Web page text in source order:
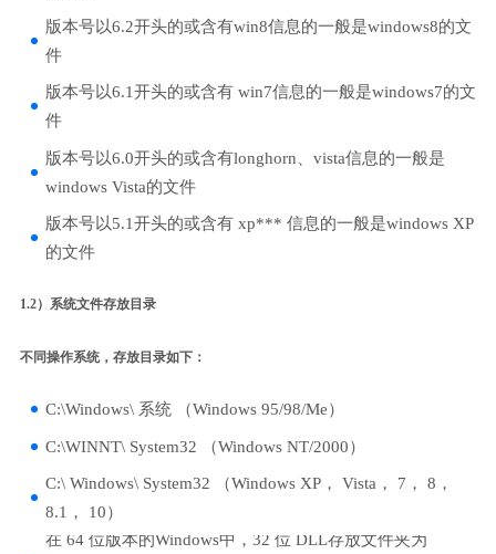
版本号以6.2开头的或含有win8信息的一般是windows8的文
件
版本号以6.1开头的或含有 win7信息的一般是windows7的文
件
版本号以6.0开头的或含有longhorn、vista信息的一般是
windows Vista的文件
版本号以5.1开头的或含有 xp*** 信息的一般是windows XP
的文件
1.2）系统文件存放目录
不同操作系统，存放目录如下：
C:\Windows\ 系统 （Windows 95/98/Me）
C:\WINNT\ System32 （Windows NT/2000）
C:\ Windows\ System32 （Windows XP， Vista， 7， 8，
8.1， 10）
在 64 位版本的Windows中，32 位 DLL存放文件夹为